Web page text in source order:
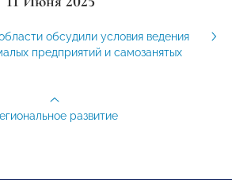
обсудили условия ведения
предприятий и самозанятых
развитие